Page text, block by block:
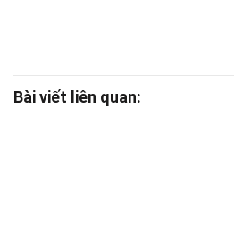
Bài viết liên quan: